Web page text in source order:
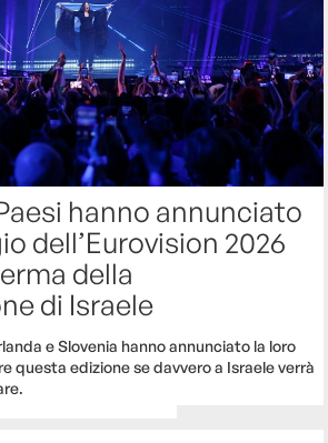
hanno annunciato
dell’Eurovision 2026
della
di Israele
e Slovenia hanno annunciato la loro
questa edizione se davvero a Israele verrà